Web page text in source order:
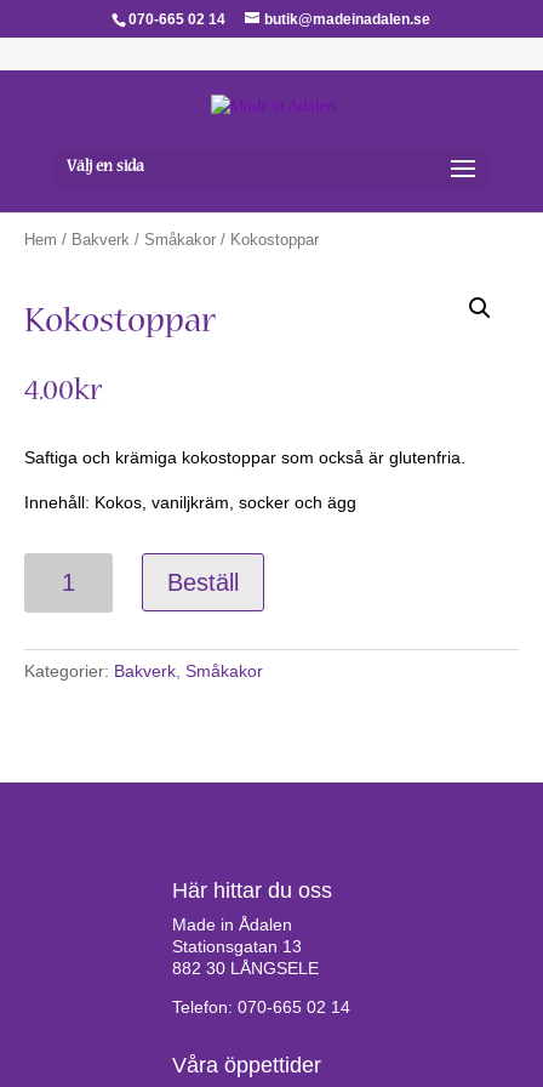
070-665 02 14 butik@madeinadalen.se
Välj en sida
Hem / Bakverk / Småkakor / Kokostoppar
Kokostoppar
4.00kr
Saftiga och krämiga kokostoppar som också är glutenfria.
Innehåll: Kokos, vaniljkräm, socker och ägg
mängd
Beställ
Kategorier: Bakverk Småkakor
Här hittar du oss
Made in Ådalen
Stationsgatan 13
882 30 LÅNGSELE
Telefon: 070-665 02 14
Våra öppettider